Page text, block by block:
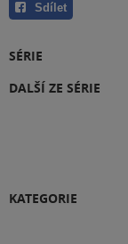
Sdílet
SÉRIE
DALŠÍ ZE SÉRIE
KATEGORIE